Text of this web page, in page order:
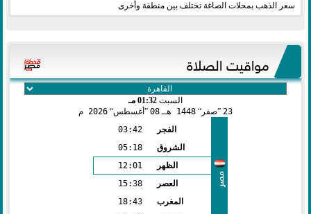
سعر الذهب بمحلات الصاغة تختلف بين منطقة وأخرى
مواقيت الصلاة
السبت 01:32 مـ
23 صفر 1448 هـ 08 أغسطس 2026 م
مصر
الفجر
03:42
الشروق
05:18
الظهر
12:01
العصر
15:38
المغرب
18:43